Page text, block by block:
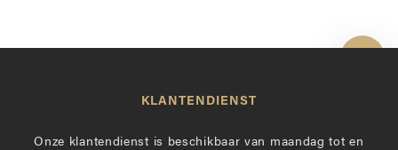
KLANTENDIENST
Onze klantendienst is beschikbaar van maandag tot en